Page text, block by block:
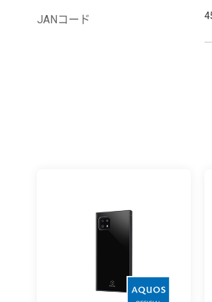
JANコード